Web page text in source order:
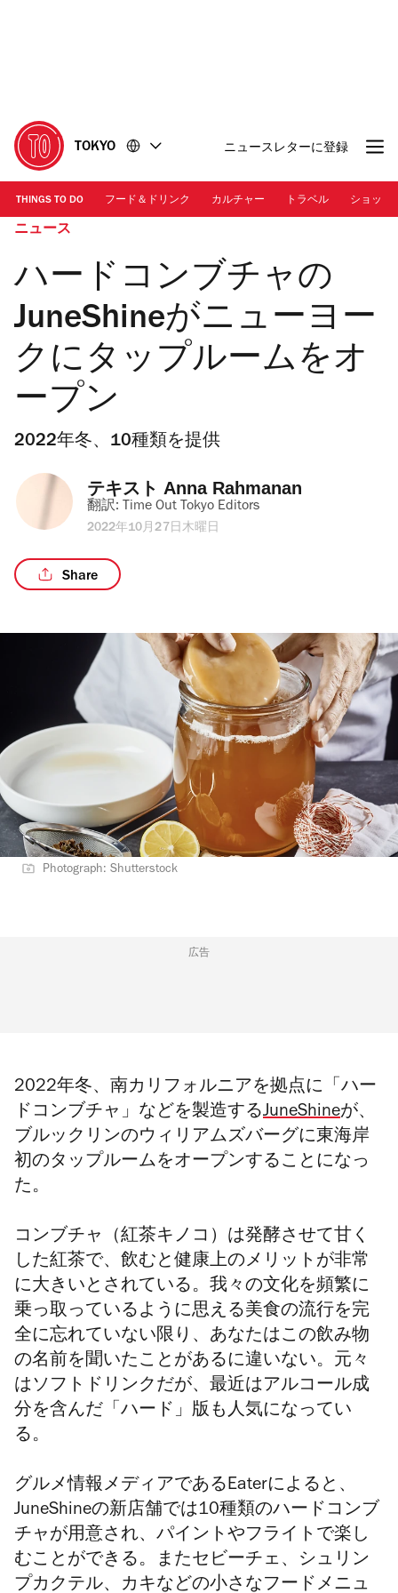
に
移
動
移
動
TOKYO ニュースレターに登録
THINGS TO DO フード＆ドリンク カルチャー トラベル ショッピ
ニュース
ハードコンブチャの
JuneShineがニューヨー
クにタップルームをオ
ープン
2022年冬、10種類を提供
テキスト Anna Rahmanan
翻訳: Time Out Tokyo Editors
2022年10月27日木曜日
Share
Photograph: Shutterstock
広告
2022年冬、南カリフォルニアを拠点に「ハー
ドコンブチャ」などを製造するJuneShineが、
ブルックリンのウィリアムズバーグに東海岸
初のタップルームをオープンすることになっ
た。
コンブチャ（紅茶キノコ） は発酵させて甘く
した紅茶で、飲むと健康上のメリットが非常
に大きいとされている。我々の文化を頻繁に
乗っ取っているように思える美食の流行を完
全に忘れていない限り、あなたはこの飲み物
の名前を聞いたことがあるに違いない。元々
はソフトドリンクだが、最近はアルコール成
分を含んだ「ハード」版も人気になってい
る。
グルメ情報メディアであるEaterによると、
JuneShineの新店舗では10種類のハードコンブ
チャが用意され、パイントやフライトで楽し
むことができる。またセビーチェ、シュリン
プカクテル、カキなどの小さなフードメニュ